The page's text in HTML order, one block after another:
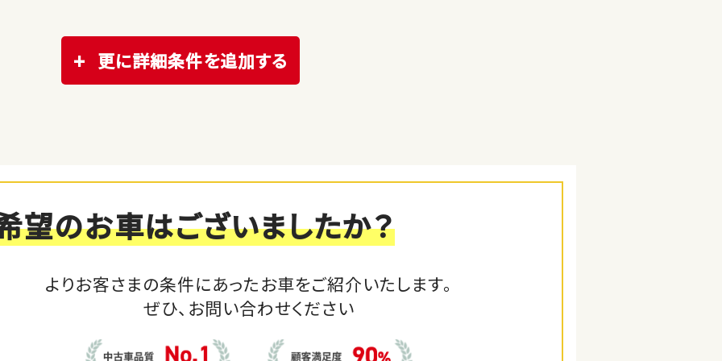
更に詳細条件を追加する
望のお車はございましたか？
よりお客さまの条件にあったお車をご紹介いたします。
ぜひ、お問い合わせください